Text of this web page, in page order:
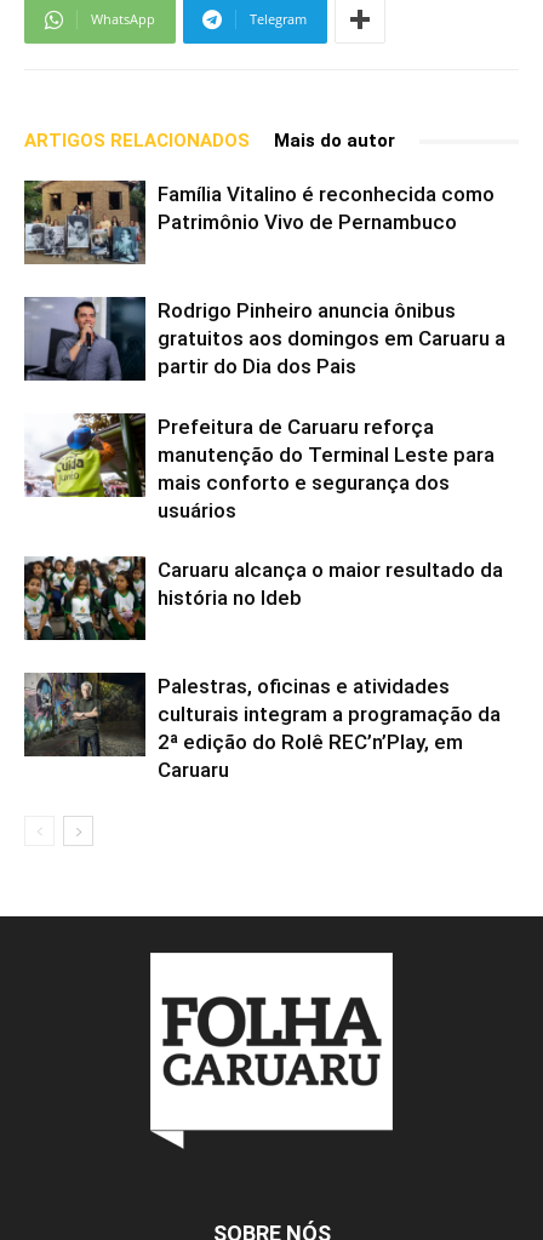
WhatsApp Telegram
ARTIGOS RELACIONADOS Mais do autor
Família Vitalino é reconhecida como
Patrimônio Vivo de Pernambuco
Rodrigo Pinheiro anuncia ônibus
gratuitos aos domingos em Caruaru a
partir do Dia dos Pais
Prefeitura de Caruaru reforça
manutenção do Terminal Leste para
mais conforto e segurança dos
usuários
Caruaru alcança o maior resultado da
história no Ideb
Palestras, oficinas e atividades
culturais integram a programação da
2ª edição do Rolê REC’n’Play, em
Caruaru
SOBRE NÓS